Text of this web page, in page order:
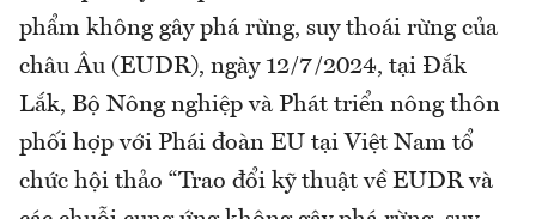
phẩm không gây phá rừng, suy thoái rừng của
châu Âu (EUDR), ngày 12/7/2024, tại Đắk
Lắk, Bộ Nông nghiệp và Phát triển nông thôn
phối hợp với Phái đoàn EU tại Việt Nam tổ
chức hội thảo “Trao đổi kỹ thuật về EUDR và